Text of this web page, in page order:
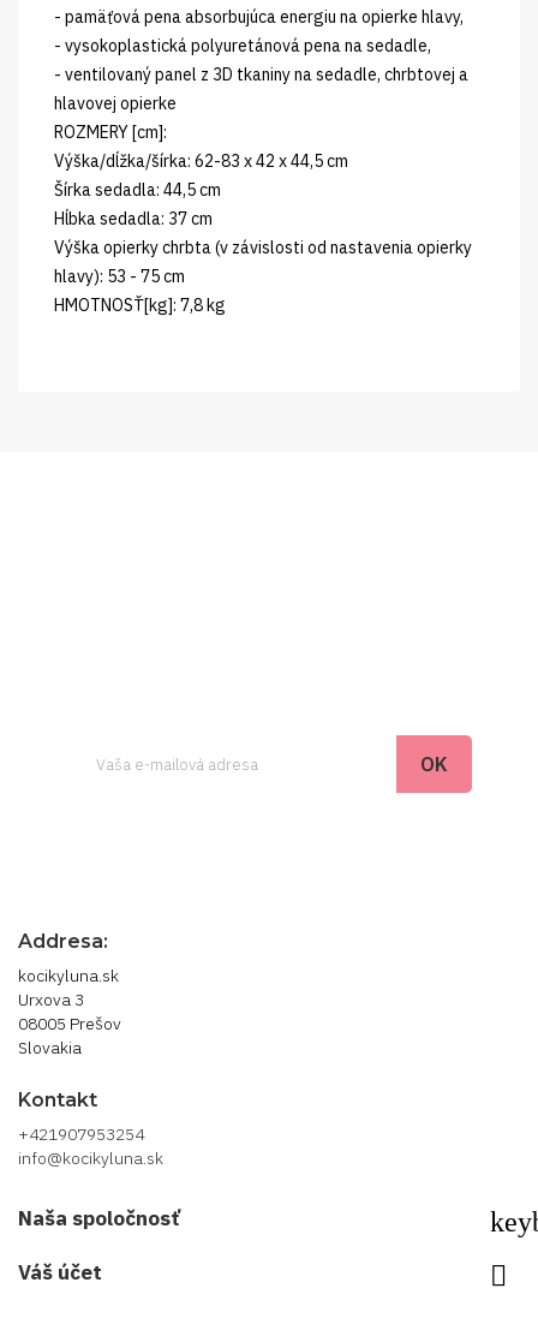
- pamäťová pena absorbujúca energiu na opierke hlavy,
- vysokoplastická polyuretánová pena na sedadle,
- ventilovaný panel z 3D tkaniny na sedadle, chrbtovej a
hlavovej opierke
ROZMERY [cm]:
Výška/dĺžka/šírka: 62-83 x 42 x 44,5 cm
Šírka sedadla: 44,5 cm
Hĺbka sedadla: 37 cm
Výška opierky chrbta (v závislosti od nastavenia opierky
hlavy): 53 - 75 cm
HMOTNOSŤ[kg]: 7,8 kg
Addresa:
kocikyluna.sk
Urxova 3
08005 Prešov
Slovakia
Kontakt
+421907953254
info@kocikyluna.sk
Naša spoločnosť
Váš účet 